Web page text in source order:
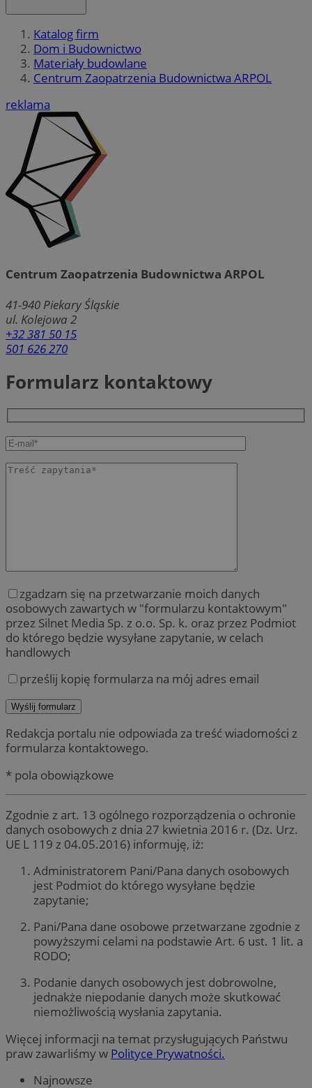
Katalog firm
Dom i Budownictwo
Materiały budowlane
Centrum Zaopatrzenia Budownictwa ARPOL
reklama
Centrum Zaopatrzenia Budownictwa ARPOL
41-940 Piekary Śląskie
ul. Kolejowa 2
+32 381 50 15
501 626 270
Formularz kontaktowy
zgadzam się na przetwarzanie moich danych
osobowych zawartych w "formularzu kontaktowym"
przez Silnet Media Sp. z o.o. Sp. k. oraz przez Podmiot
do którego będzie wysyłane zapytanie, w celach
handlowych
prześlij kopię formularza na mój adres email
Redakcja portalu nie odpowiada za treść wiadomości z
formularza kontaktowego.
* pola obowiązkowe
Zgodnie z art. 13 ogólnego rozporządzenia o ochronie
danych osobowych z dnia 27 kwietnia 2016 r. (Dz. Urz.
UE L 119 z 04.05.2016) informuję, iż:
Administratorem Pani/Pana danych osobowych
jest Podmiot do którego wysyłane będzie
zapytanie;
Pani/Pana dane osobowe przetwarzane zgodnie z
powyższymi celami na podstawie Art. 6 ust. 1 lit. a
RODO;
Podanie danych osobowych jest dobrowolne,
jednakże niepodanie danych może skutkować
niemożliwością wysłania zapytania.
Więcej informacji na temat przysługujących Państwu
praw zawarliśmy w Polityce Prywatności.
Najnowsze